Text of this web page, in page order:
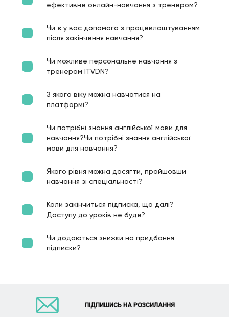
ефективне онлайн-навчання з тренером?
Чи є у вас допомога з працевлаштуванням
після закінчення навчання?
Чи можливе персональне навчання з
тренером ITVDN?
З якого віку можна навчатися на
платформі?
Чи потрібні знання англійської мови для
навчання?Чи потрібні знання англійської
мови для навчання?
Якого рівня можна досягти, пройшовши
навчання зі спеціальності?
Коли закінчиться підписка, що далі?
Доступу до уроків не буде?
Чи додаються знижки на придбання
підписки?
ПІДПИШИСЬ НА РОЗСИЛАННЯ